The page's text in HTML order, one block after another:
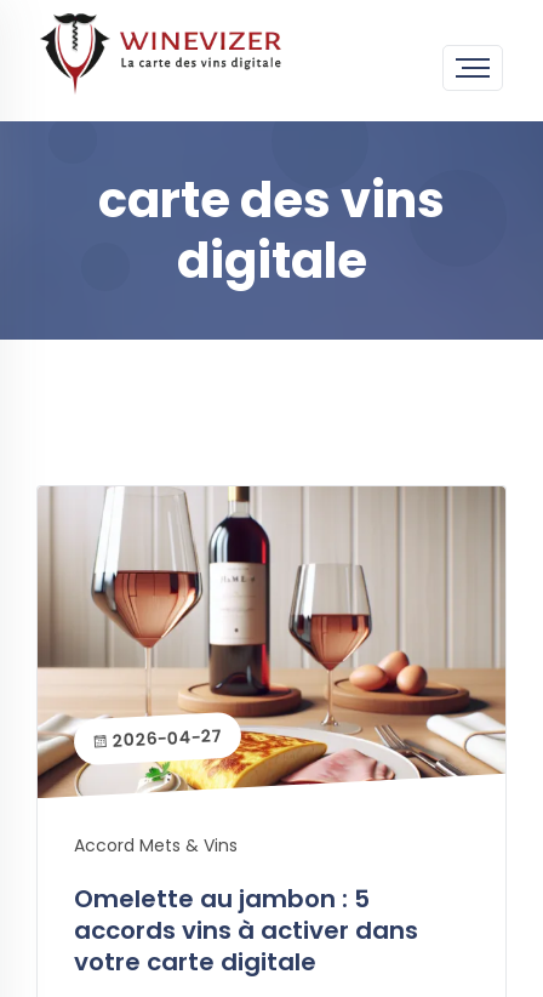
carte des vins
digitale
2026-04-27
Accord Mets & Vins
Omelette au jambon : 5
accords vins à activer dans
votre carte digitale